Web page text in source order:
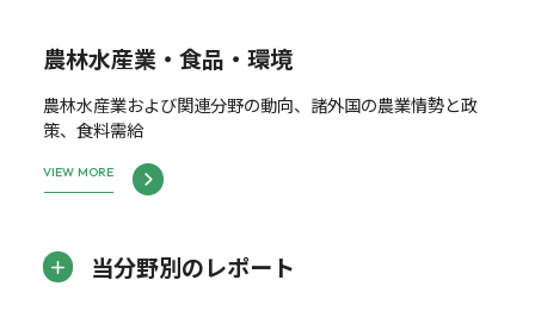
農林水産業・食品・環境
農林水産業および関連分野の動向、諸外国の農業情勢と政
策、食料需給
VIEW MORE
当分野別のレポート